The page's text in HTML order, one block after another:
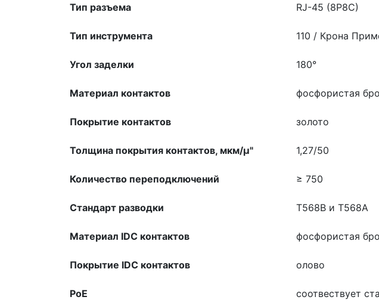
Тип разъема RJ-45 (8P8C)
Тип инструмента 110 / Крона
Угол заделки 180°
Материал контактов фосфористая
Покрытие контактов золото
Толщина покрытия контактов, мкм/µ" 1,27/50
Количество переподключений ≥ 750
Стандарт разводки T568B и T568A
Материал IDC контактов фосфористая
Покрытие IDC контактов олово
PoE соотвествует